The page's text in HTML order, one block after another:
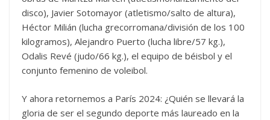
disco), Javier Sotomayor (atletismo/salto de altura),
Héctor Milián (lucha grecorromana/división de los 100
kilogramos), Alejandro Puerto (lucha libre/57 kg.),
Odalis Revé (judo/66 kg.), el equipo de béisbol y el
conjunto femenino de voleibol.
Y ahora retornemos a París 2024: ¿Quién se llevará la
gloria de ser el segundo deporte más laureado en la